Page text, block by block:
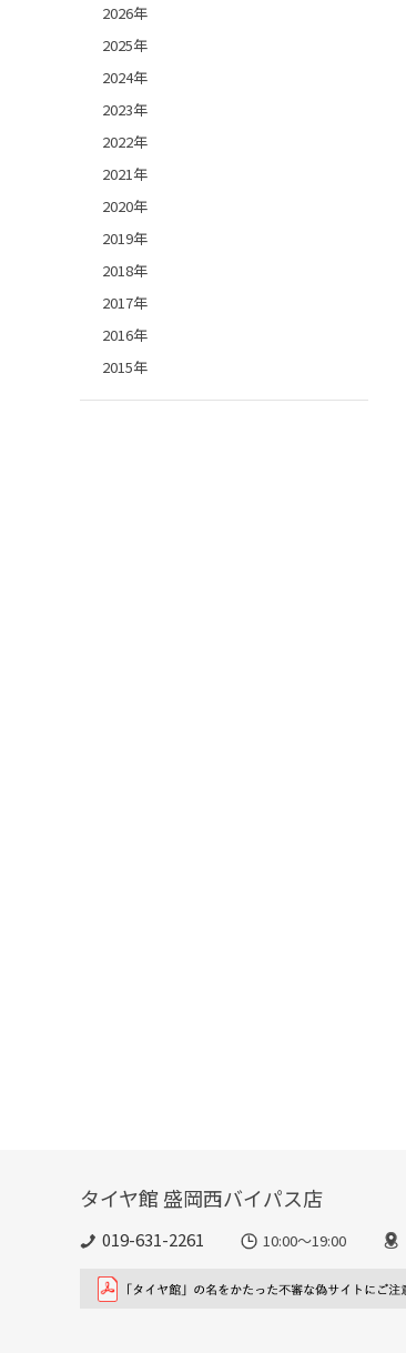
2026年
2025年
2024年
2023年
2022年
2021年
2020年
2019年
2018年
2017年
2016年
2015年
タイヤ館 盛岡西バイパス店
019-631-2261 10:00～19:00